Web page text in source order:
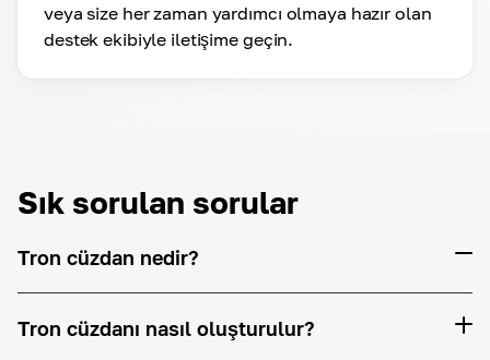
veya size her zaman yardımcı olmaya hazır olan
destek ekibiyle iletişime geçin.
Sık sorulan sorular
Tron cüzdan nedir?
Tron cüzdanı nasıl oluşturulur?